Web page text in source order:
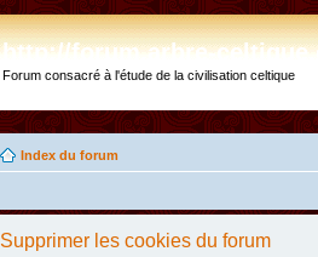
http://forum.arbre-
Forum consacré à l'étude de la civilisation celtique
Index du forum
Supprimer les cookies du forum